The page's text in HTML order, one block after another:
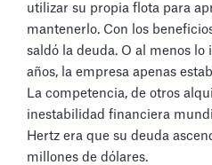
utilizar su propia flota para
mantenerlo. Con los
saldó la deuda. O al menos lo
años, la empresa apenas
La competencia, de otros
inestabilidad financiera
Hertz era que su deuda
millones de dólares.